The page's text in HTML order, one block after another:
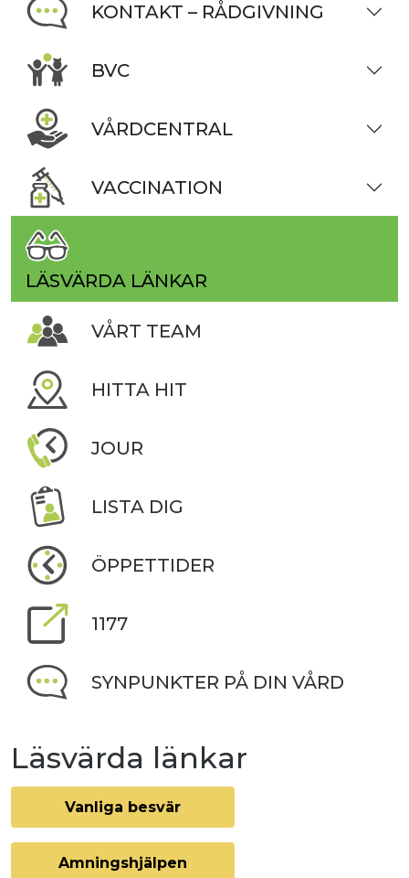
KONTAKT – RÅDGIVNING
BVC
VÅRDCENTRAL
VACCINATION
LÄSVÄRDA LÄNKAR
VÅRT TEAM
HITTA HIT
JOUR
LISTA DIG
ÖPPETTIDER
1177
SYNPUNKTER PÅ DIN VÅRD
Läsvärda länkar
Vanliga besvär
Amningshjälpen